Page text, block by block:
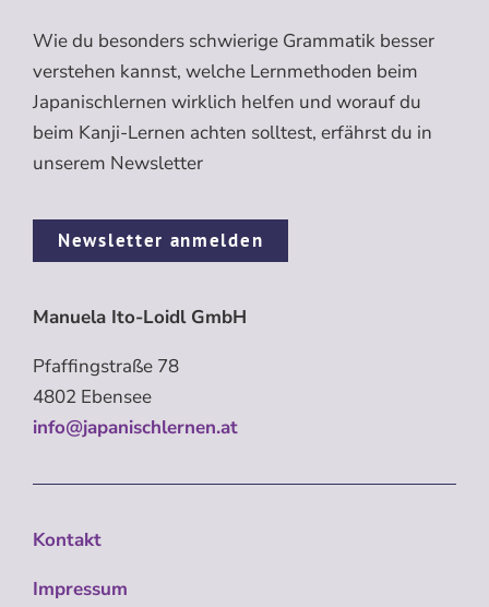
Wie du besonders schwierige Grammatik besser
verstehen kannst, welche Lernmethoden beim
Japanischlernen wirklich helfen und worauf du
beim Kanji-Lernen achten solltest, erfährst du in
unserem Newsletter
Newsletter anmelden
Manuela Ito-Loidl GmbH
Pfaffingstraße 78
4802 Ebensee
info@japanischlernen.at
Kontakt
Impressum